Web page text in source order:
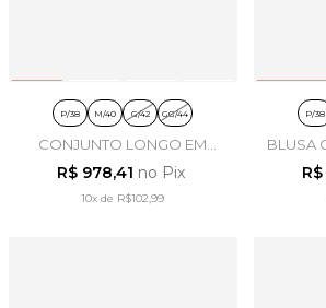
P/38 M/40 G/42 GG/44
CONJUNTO LONGO EM
LINHO MARROM - ARSTY
R$ 978,41 no Pix
10x de R$102,99
P/38
BLUSA
EM